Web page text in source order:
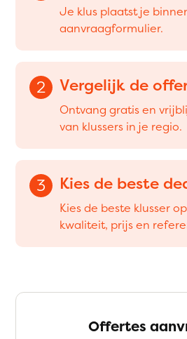
Je klus plaatst je
aanvraagformulier.
2 Vergelijk de
Ontvang gratis en
van klussers in je regio.
3 Kies de beste
Kies de beste klusser
kwaliteit, prijs en
Offertes